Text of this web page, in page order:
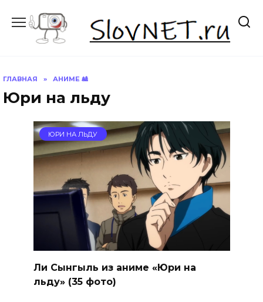
содержанию
ГЛАВНАЯ » АНИМЕ 🎎
Юри на льду
ЮРИ НА ЛЬДУ
Ли Сынгыль из аниме «Юри на
льду» (35 фото)